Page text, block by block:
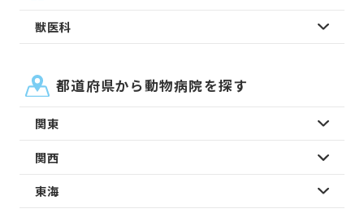
獣医科
都道府県から動物病院を探す
関東
関西
東海